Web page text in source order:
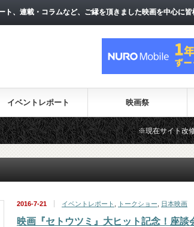
、連載・コラムなど、ご縁を頂きました映画を中心に皆
、連載・コラムなど、ご縁を頂きました映画を中心に皆
イベントレポート 映画祭
※現在サイト改修中のため
2016-7-21 イベントレポート トークショー 日本映画
映画『セトウツミ』大ヒット記念！座談